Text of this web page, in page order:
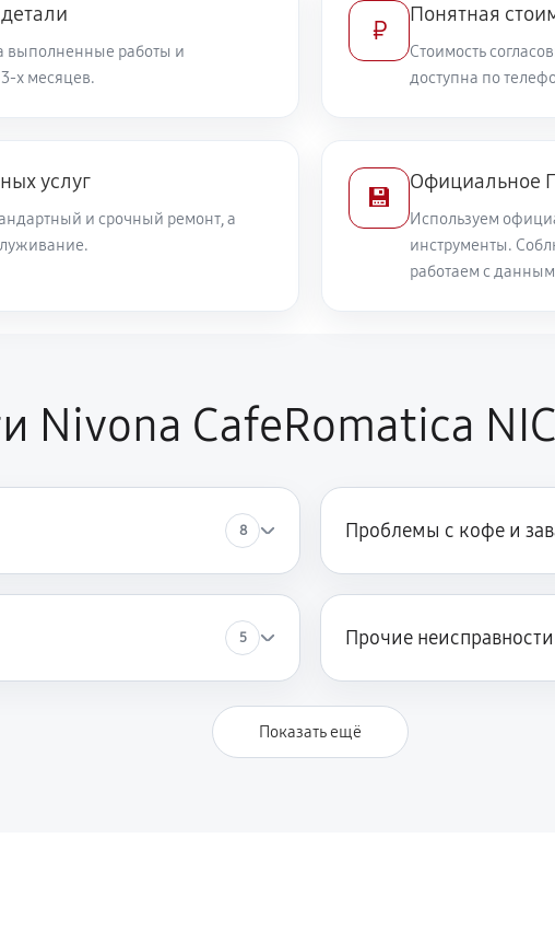
выполненные работы и
х месяцев.
₽
Понятная
Стоимость
доступна по
услуг
и срочный ремонт, а
💾
Официальное
Используем
инструменты.
работаем с
Nivona CafeRomatica
8 Проблемы с кофе и
5 Прочие неисправности
Показать ещё